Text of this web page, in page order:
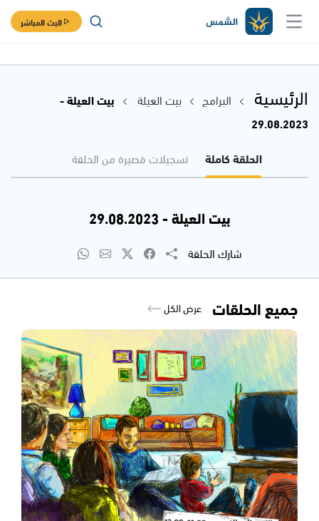
البث المباشر
الرئيسية البرامج بيت العيلة
بيت العيلة -
29.08.2023
الحلقة كاملة
تسجيلات قصيرة من الحلقة
بيت العيلة - 29.08.2023
شارك الحلقة
جميع الحلقات عرض الكل